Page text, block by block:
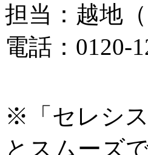
担当：越地（
電話：0120-
※「セレシ
とスムーズで